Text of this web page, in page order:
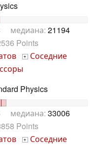
медиана: 21194
Points
+ Соседние
Physics
медиана: 33006
Points
+ Соседние